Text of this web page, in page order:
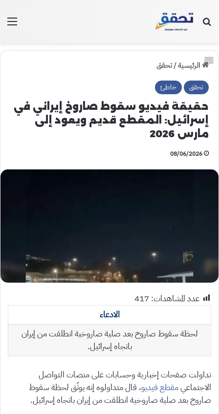
بحث عن
الرئيسية/تحقق
تحقق خاطئ
حقيقة فيديو سقوط صاروخ إيراني في
إسرائيل: المقطع قديم ويعود إلى
مارس 2026
08/06/2026
عدد المشاهدات: 417
الادعاء
لحظة سقوط صاروخ بعد صلية صاروخية انطلقت من إيران
باتجاه إسرائيل.
تداولت صفحات إخبارية وحسابات على منصات التواصل
الاجتماعيمقطع فيديو، قال متداولوه إنه يوثّق لحظة سقوط
صاروخ بعد صلية صاروخية انطلقت من إيران باتجاه إسرائيل.